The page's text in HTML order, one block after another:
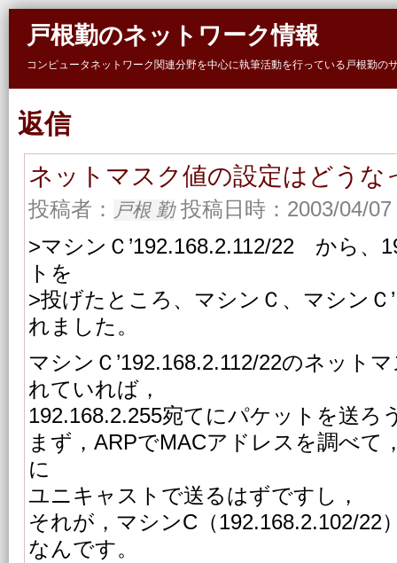
戸根勤のネットワーク情報
コンピュータネットワーク関連分野を中心に執筆活動を行っている戸根勤
返信
ネットマスク値の設定はどうな
投稿者： 戸根 勤投稿日時：2003/04/07
>マシンＣ’192.168.2.112/22 から
トを
>投げたところ、マシンＣ、マシンＣ
れました。
マシンＣ’192.168.2.112/22のネット
れていれば，
192.168.2.255宛てにパケットを送ろ
まず，ARPでMACアドレスを調べて
に
ユニキャストで送るはずですし，
それが，マシンC（192.168.2.102/22
なんです。